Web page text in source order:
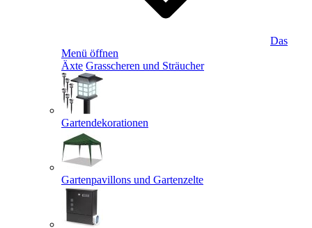
Das
Menü öffnen
Äxte Grasscheren und Sträucher
Gartendekorationen
Gartenpavillons und Gartenzelte